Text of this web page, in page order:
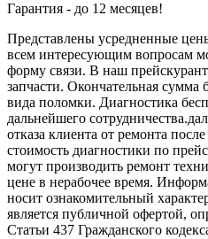
Гарантия - до 12 месяцев!
Представлены усредненные
всем интересующим вопросам
форму связи. В наш
запчасти. Окончательная сумма
вида поломки. Диагностика
дальнейшего
отказа клиента от ремонта
стоимость диагностики по
могут производить ремонт
цене в нерабочее время.
носит ознакомительный
является публичной офертой,
Статьи 437 Гражданского